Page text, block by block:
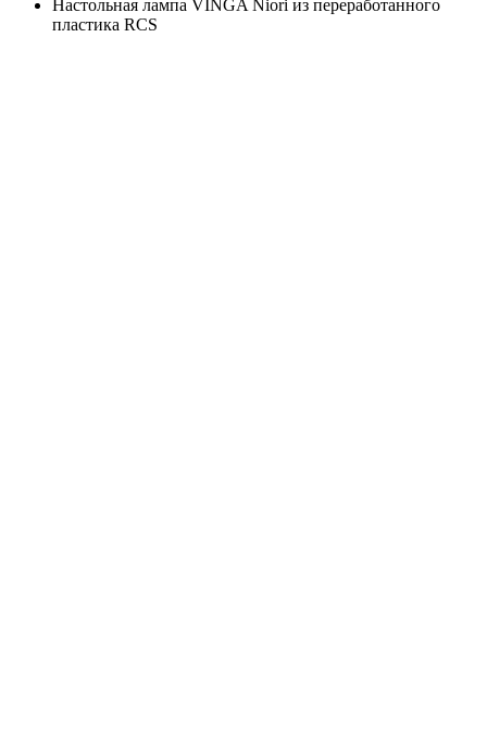
Настольная лампа VINGA Niori из переработанного
пластика RCS